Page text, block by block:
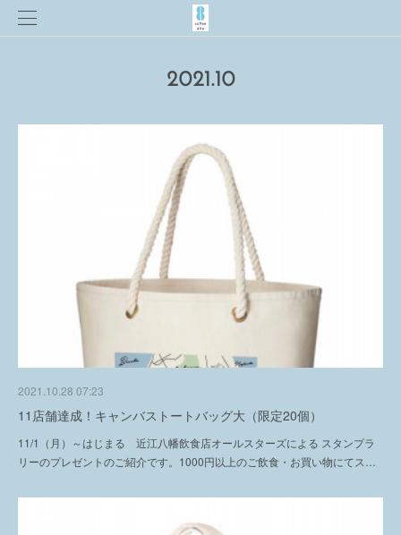
2021.10
2021.10.28 07:23
11店舗達成！キャンバストートバッグ大（限定20個）
11/1（月）～はじまる 近江八幡飲食店オールスターズによる スタンプラ
リーのプレゼントのご紹介です。1000円以上のご飲食・お買い物にてス…